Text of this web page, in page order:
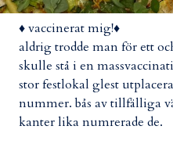
♦ vaccinerat mig!♦
aldrig trodde man för ett
skulle stå i en
stor festlokal glest
nummer. bås av tillfälliga
kanter lika numrerade de.